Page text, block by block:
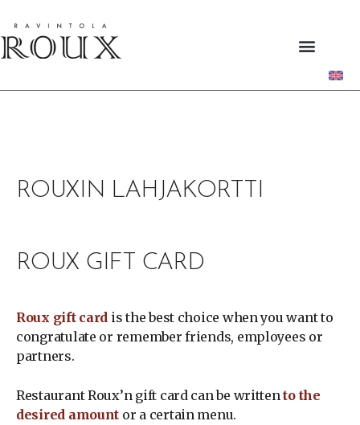
ROUXIN LAHJAKORTTI
ROUX GIFT CARD
Roux gift card is the best choice when you want to
congratulate or remember friends, employees or
partners.
Restaurant Roux’n gift card can be writtento the
desired amount or a certain menu.